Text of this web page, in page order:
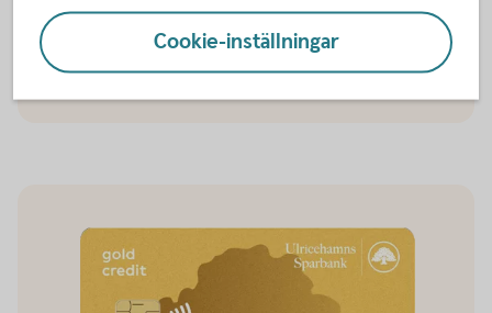
Betal- och kreditkort Mastercard
Cookie-inställningar